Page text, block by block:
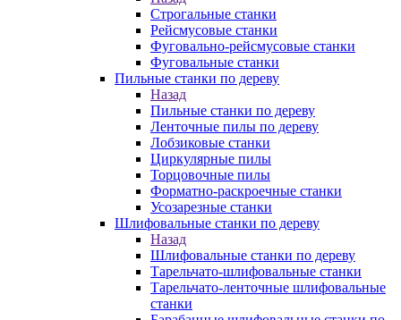
Строгальные станки
Рейсмусовые станки
Фуговально-рейсмусовые станки
Фуговальные станки
Пильные станки по дереву
Назад
Пильные станки по дереву
Ленточные пилы по дереву
Лобзиковые станки
Циркулярные пилы
Торцовочные пилы
Форматно-раскроечные станки
Усозарезные станки
Шлифовальные станки по дереву
Назад
Шлифовальные станки по дереву
Тарельчато-шлифовальные станки
Тарельчато-ленточные шлифовальные
станки